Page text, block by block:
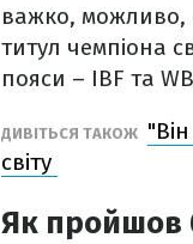
важко, можливо,
титул чемпіона
пояси – IBF та
ДИВІТЬСЯ ТАКОЖ
світу
Як пройшов